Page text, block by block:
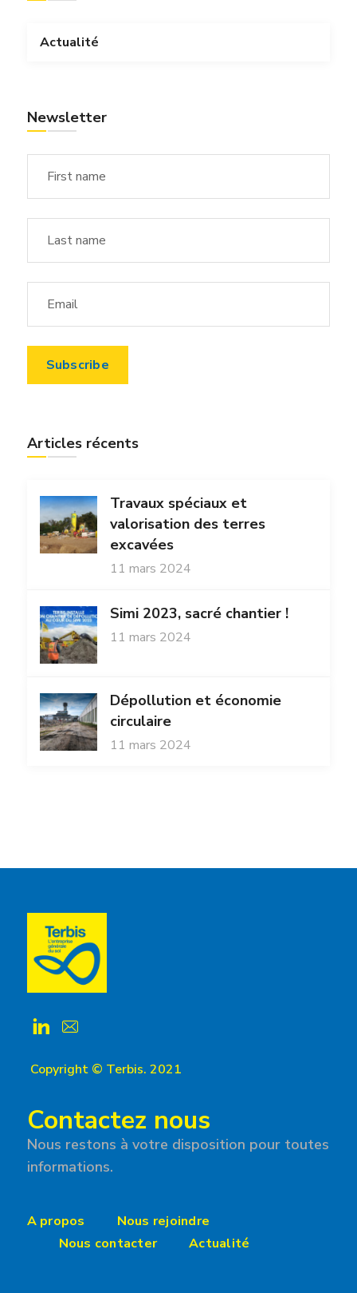
Actualité
Newsletter
Articles récents
Travaux spéciaux et
valorisation des terres
excavées
11 mars 2024
Simi 2023, sacré chantier !
11 mars 2024
Dépollution et économie
circulaire
11 mars 2024
Copyright © Terbis. 2021
Contactez nous
Nous restons à votre disposition pour toutes
informations.
A propos
Nous rejoindre
Nous contacter
Actualité